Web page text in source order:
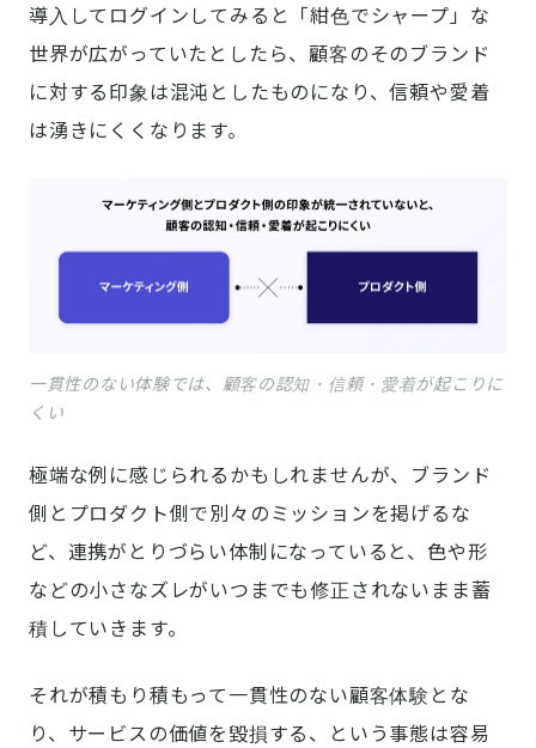
導入してログインしてみると「紺色でシャープ」な
世界が広がっていたとしたら、顧客のそのブランド
に対する印象は混沌としたものになり、信頼や愛着
は湧きにくくなります。
一貫性のない体験では、顧客の認知・信頼・愛着が起こりに
くい
極端な例に感じられるかもしれませんが、ブランド
側とプロダクト側で別々のミッションを掲げるな
ど、連携がとりづらい体制になっていると、色や形
などの小さなズレがいつまでも修正されないまま蓄
積していきます。
それが積もり積もって一貫性のない顧客体験とな
り、サービスの価値を毀損する、という事態は容易